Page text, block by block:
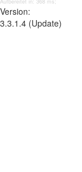
Version:
3.3.1.4 (Update)